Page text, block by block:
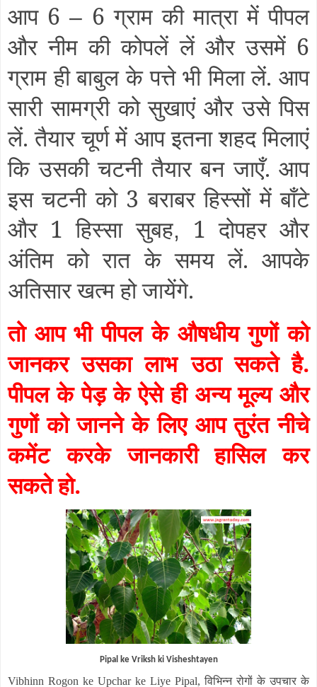
आप 6 – 6 ग्राम की मात्रा में पीपल
और नीम की कोपलें लें और उसमें 6
ग्राम ही बाबुल के पत्ते भी मिला लें. आप
सारी सामग्री को सुखाएं और उसे पिस
लें. तैयार चूर्ण में आप इतना शहद मिलाएं
कि उसकी चटनी तैयार बन जाएँ. आप
इस चटनी को 3 बराबर हिस्सों में बाँटे
और 1 हिस्सा सुबह, 1 दोपहर और
अंतिम को रात के समय लें. आपके
अतिसार खत्म हो जायेंगे.
तो आप भी पीपल के औषधीय गुणों को
जानकर उसका लाभ उठा सकते है.
पीपल के पेड़ के ऐसे ही अन्य मूल्य और
गुणों को जानने के लिए आप तुरंत नीचे
कमेंट करके जानकारी हासिल कर
सकते हो.
Pipal ke Vriksh ki Visheshtayen
Vibhinn Rogon ke Upchar ke Liye Pipal,विभिन्न रोगों के उपचार के